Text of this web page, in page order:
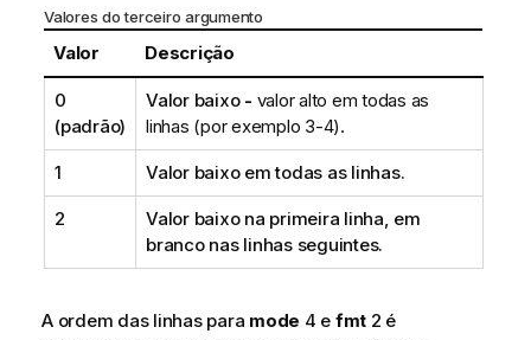
Valores do terceiro argumento
Valor Descrição
0
(padrão)
Valor baixo - valor alto em todas as
linhas (por exemplo 3-4).
1 Valor baixo em todas as linhas.
2
Valor baixo na primeira linha, em
branco nas linhas seguintes.
A ordem das linhas para mode 4 e fmt 2 é